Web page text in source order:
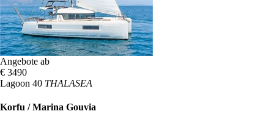
Angebote ab
€ 3490
Lagoon 40 THALASEA
Korfu / Marina Gouvia